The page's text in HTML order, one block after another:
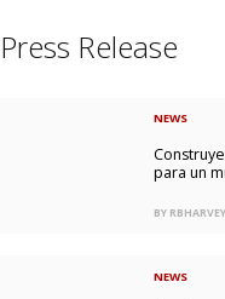
Press Release
NEWS
para un
BY RBHARVEY
NEWS